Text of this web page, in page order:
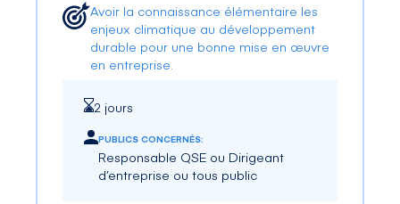
Avoir la connaissance élémentaire les
enjeux climatique au développement
durable pour une bonne mise en œuvre
en entreprise.
2 jours
PUBLICS CONCERNÉS:
Responsable QSE ou Dirigeant
d’entreprise ou tous public